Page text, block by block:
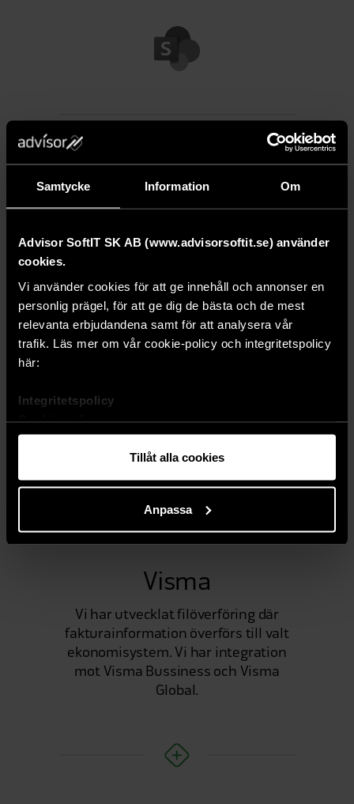
Samtycke Information Om
Advisor SoftIT SK AB (www.advisorsoftit.se) använder
cookies.
Vi använder cookies för att ge innehåll och annonser en
personlig prägel, för att ge dig de bästa och de mest
relevanta erbjudandena samt för att analysera vår
trafik. Läs mer om vår cookie-policy och integritetspolicy
här:
Integritetspolicy
Cookie-policy
Tillåt alla cookies
Anpassa
Microsoft
Sharepoint
Microsoft Sharepoint
vanligt
Visma
Vi har utvecklat filöverföring där
fakturainformation överförs till valt
ekonomisystem. Vi har integration
mot Visma Bussiness och Visma
Global.